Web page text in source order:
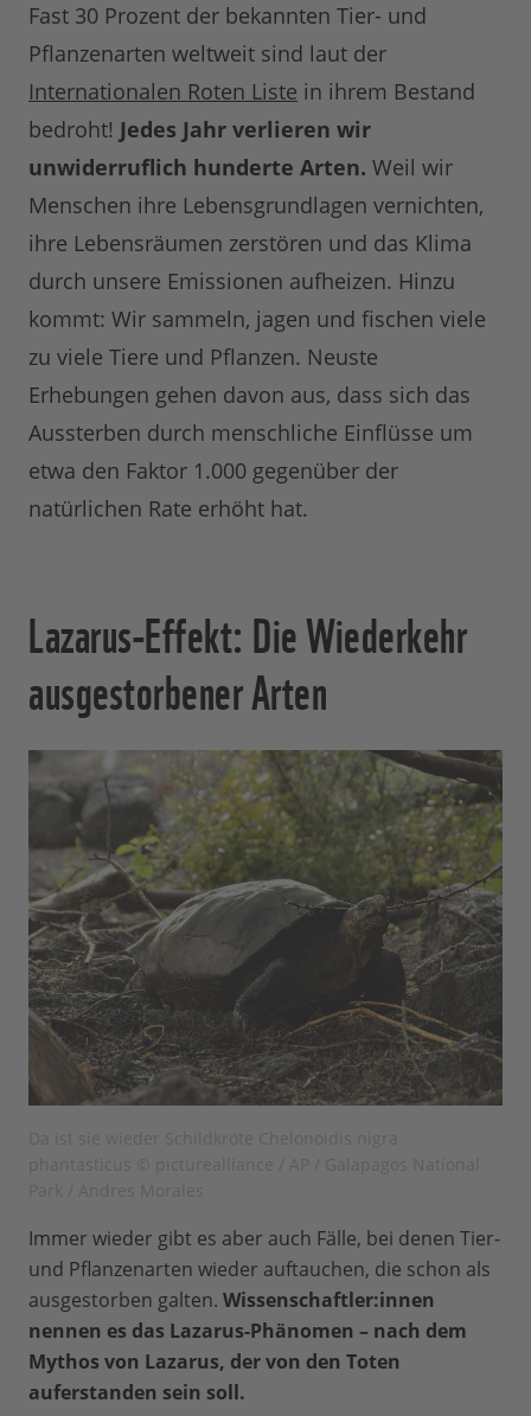
Fast 30 Prozent der bekannten Tier- und
Pflanzenarten weltweit sind laut der
Internationalen Roten Liste in ihrem Bestand
bedroht! Jedes Jahr verlieren wir
unwiderruflich hunderte Arten. Weil wir
Menschen ihre Lebensgrundlagen vernichten,
ihre Lebensräumen zerstören und das Klima
durch unsere Emissionen aufheizen. Hinzu
kommt: Wir sammeln, jagen und fischen viele
zu viele Tiere und Pflanzen. Neuste
Erhebungen gehen davon aus, dass sich das
Aussterben durch menschliche Einflüsse um
etwa den Faktor 1.000 gegenüber der
natürlichen Rate erhöht hat.
Lazarus-Effekt: Die Wiederkehr
ausgestorbener Arten
Immer wieder gibt es aber auch Fälle, bei denen Tier-
und Pflanzenarten wieder auftauchen, die schon als
ausgestorben galten. Wissenschaftler:innen
nennen es das Lazarus-Phänomen – nach dem
Mythos von Lazarus, der von den Toten
auferstanden sein soll.